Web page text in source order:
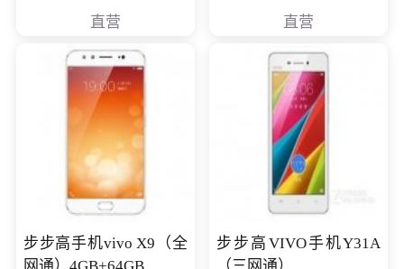
NV930-2G独
直营 直营
步步高手机vivo X9（全
步步高VIVO手机Y31A